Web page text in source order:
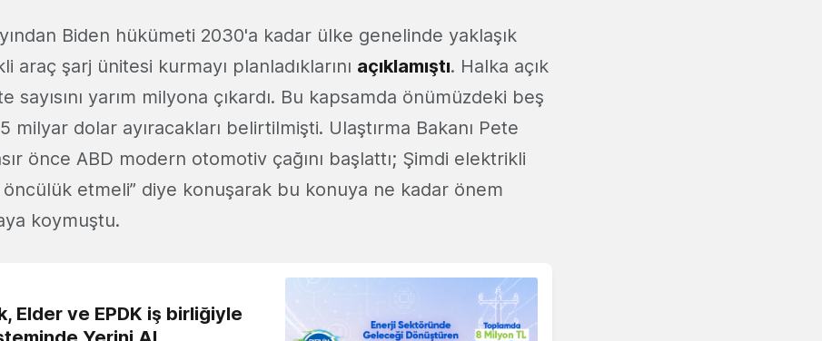
Biden hükümeti 2030'a kadar ülke genelinde yaklaşık
araç şarj ünitesi kurmayı planladıklarını açıklamıştı. Halka açık
sayısını yarım milyona çıkardı. Bu kapsamda önümüzdeki beş
milyar dolar ayıracakları belirtilmişti. Ulaştırma Bakanı Pete
önce ABD modern otomotiv çağını başlattı; Şimdi elektrikli
etmeli” diye konuşarak bu konuya ne kadar önem
koymuştu.
Elder ve EPDK iş birliğiyle